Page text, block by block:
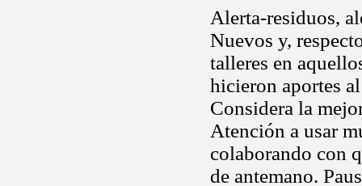
Alerta-residuos,
Nuevos y,
talleres en
hicieron aportes
Considera la
Atención a usar
colaborando con
de antemano.